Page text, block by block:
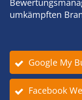
umkämpften
Google My
Facebook